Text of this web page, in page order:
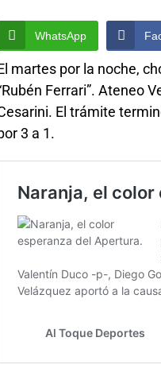
WhatsApp
El martes por la noche,
Ferrari”. Ateneo
El trámite
3 a 1.